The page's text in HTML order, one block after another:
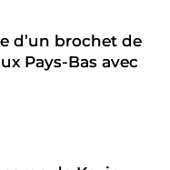
d’un brochet de
Pays-Bas avec